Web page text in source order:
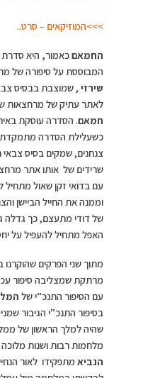
>>>המוזיקאים – סרט..
החמאםכאמור, היא
המבוססת על סיפורה של
שירזי , שמוצבת בבסיס
לאתר עתיק של מרחצאות
חמאם. הסדרה עוסקת
כשעלילת הסדרה מתמקדת
צנחנים, שמקים בסיס
שרידים של אותו אתר
עם בדואי זקן שאול
וממנה את החייל הביישן
של דודי מתעצם, כך גדלה
האפל מתחיל להעפיל על
מתוך שני הפרקים
מרתקת שמצליבה סיפור
עם הסיפור התנכ”י של
בסיפור התנכ”י הגיבור
שהיה למלך הראשון של
מלחמות רבות ושנות
הנביא מתפקידו לאור